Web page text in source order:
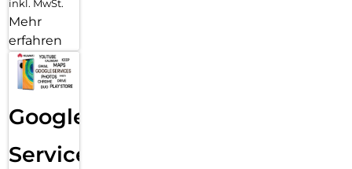
inkl. MwSt.
Mehr
erfahren
Google
Services